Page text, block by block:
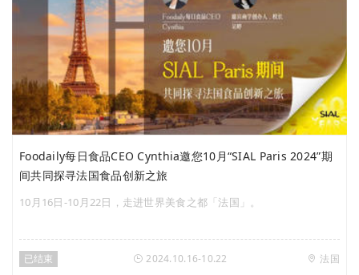
Foodaily每日食品CEO Cynthia邀您10月“SIAL Paris 2024”期
间共同探寻法国食品创新之旅
10月16日-10月22日，走进世界美食之都「法国」。
已结束 2024.10.16-10.22 法国